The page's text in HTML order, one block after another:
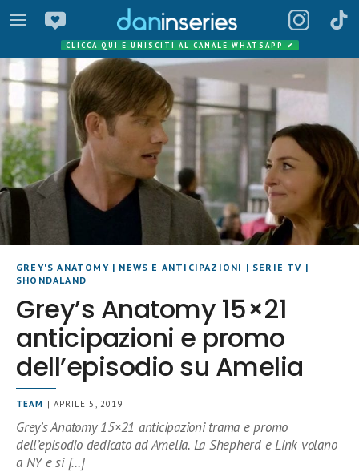
CLICCA QUI E UNISCITI AL CANALE WHATSAPP ✔
GREY'S ANATOMY| NEWS E ANTICIPAZIONI | SERIE TV |
SHONDALAND
Grey’s Anatomy 15×21
anticipazioni e promo
dell’episodio su Amelia
TEAM | APRILE 5, 2019
Grey’s Anatomy 15×21 anticipazioni trama e promo
dell’episodio dedicato ad Amelia. La Shepherd e Link volano
a NY e si […]